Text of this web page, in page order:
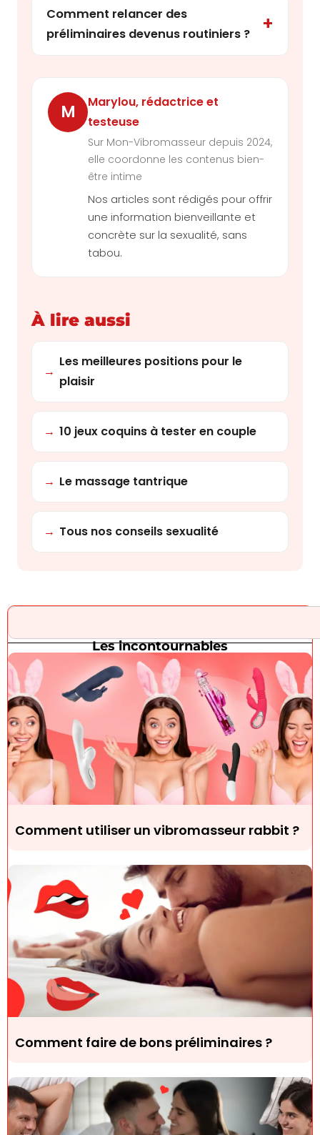
Comment relancer des
préliminaires devenus routiniers ?
M Marylou, rédactrice et
testeuse
Sur Mon-Vibromasseur depuis 2024,
elle coordonne les contenus bien-
être intime
Nos articles sont rédigés pour offrir
une information bienveillante et
concrète sur la sexualité, sans
tabou.
À lire aussi
→
Les meilleures positions pour le
plaisir
→ 10 jeux coquins à tester en couple
→ Le massage tantrique
→ Tous nos conseils sexualité
Les incontournables
Comment utiliser un vibromasseur rabbit ?
Comment faire de bons préliminaires ?